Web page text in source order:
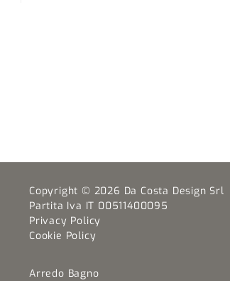
Copyright © 2026 Da Costa Design Srl
Partita Iva IT 00511400095
Privacy Policy
Cookie Policy
Arredo Bagno